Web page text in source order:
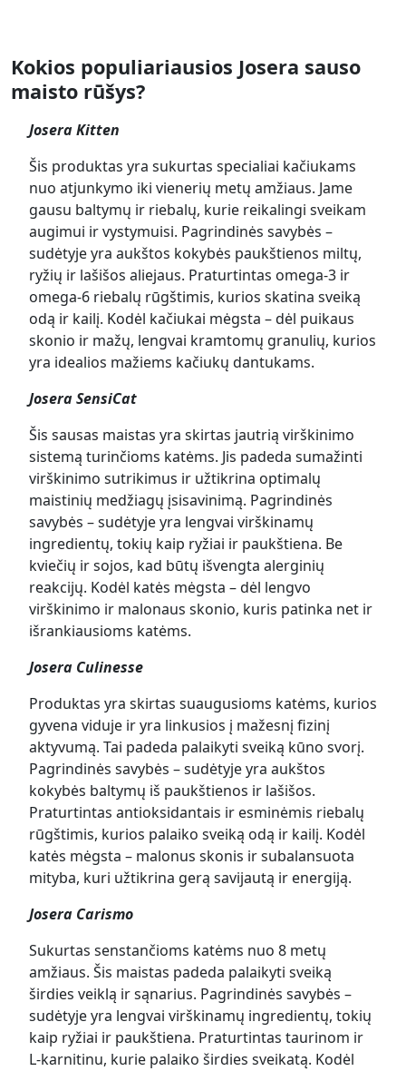
Kokios populiariausios Josera sauso
maisto rūšys?
Josera Kitten
Šis produktas yra sukurtas specialiai kačiukams
nuo atjunkymo iki vienerių metų amžiaus. Jame
gausu baltymų ir riebalų, kurie reikalingi sveikam
augimui ir vystymuisi. Pagrindinės savybės –
sudėtyje yra aukštos kokybės paukštienos miltų,
ryžių ir lašišos aliejaus. Praturtintas omega-3 ir
omega-6 riebalų rūgštimis, kurios skatina sveiką
odą ir kailį. Kodėl kačiukai mėgsta – dėl puikaus
skonio ir mažų, lengvai kramtomų granulių, kurios
yra idealios mažiems kačiukų dantukams.
Josera SensiCat
Šis sausas maistas yra skirtas jautrią virškinimo
sistemą turinčioms katėms. Jis padeda sumažinti
virškinimo sutrikimus ir užtikrina optimalų
maistinių medžiagų įsisavinimą. Pagrindinės
savybės – sudėtyje yra lengvai virškinamų
ingredientų, tokių kaip ryžiai ir paukštiena. Be
kviečių ir sojos, kad būtų išvengta alerginių
reakcijų. Kodėl katės mėgsta – dėl lengvo
virškinimo ir malonaus skonio, kuris patinka net ir
išrankiausioms katėms.
Josera Culinesse
Produktas yra skirtas suaugusioms katėms, kurios
gyvena viduje ir yra linkusios į mažesnį fizinį
aktyvumą. Tai padeda palaikyti sveiką kūno svorį.
Pagrindinės savybės – sudėtyje yra aukštos
kokybės baltymų iš paukštienos ir lašišos.
Praturtintas antioksidantais ir esminėmis riebalų
rūgštimis, kurios palaiko sveiką odą ir kailį. Kodėl
katės mėgsta – malonus skonis ir subalansuota
mityba, kuri užtikrina gerą savijautą ir energiją.
Josera Carismo
Sukurtas senstančioms katėms nuo 8 metų
amžiaus. Šis maistas padeda palaikyti sveiką
širdies veiklą ir sąnarius. Pagrindinės savybės –
sudėtyje yra lengvai virškinamų ingredientų, tokių
kaip ryžiai ir paukštiena. Praturtintas taurinom ir
L-karnitinu, kurie palaiko širdies sveikatą. Kodėl